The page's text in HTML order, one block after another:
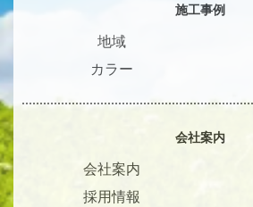
施工事例
地域
カラー
会社案内
会社案内
採用情報